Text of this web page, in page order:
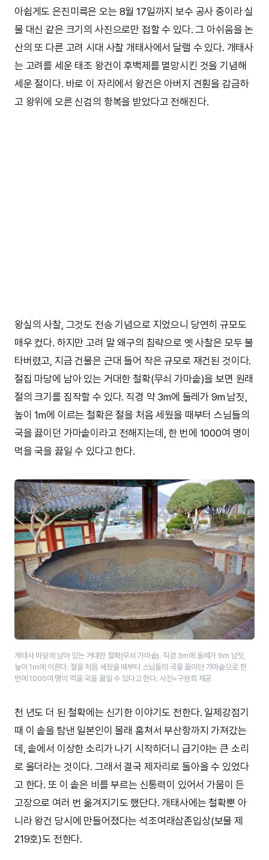
아쉽게도 은진미륵은 오는 8월 17일까지 보수 공사 중이라 실
물 대신 같은 크기의 사진으로만 접할 수 있다. 그 아쉬움을 논
산의 또 다른 고려 시대 사찰 개태사에서 달랠 수 있다. 개태사
는 고려를 세운 태조 왕건이 후백제를 멸망시킨 것을 기념해
세운 절이다. 바로 이 자리에서 왕건은 아버지 견훤을 감금하
고 왕위에 오른 신검의 항복을 받았다고 전해진다.
왕실의 사찰, 그것도 전승 기념으로 지었으니 당연히 규모도
매우 컸다. 하지만 고려 말 왜구의 침략으로 옛 사찰은 모두 불
타버렸고, 지금 건물은 근대 들어 작은 규모로 재건된 것이다.
절집 마당에 남아 있는 거대한 철확(무쇠 가마솥)을 보면 원래
절의 크기를 짐작할 수 있다. 직경 약 3m에 둘레가 9m 남짓,
높이 1m에 이르는 철확은 절을 처음 세웠을 때부터 스님들의
국을 끓이던 가마솥이라고 전해지는데, 한 번에 1000여 명이
먹을 국을 끓일 수 있다고 한다.
개태사 마당에 남아 있는 거대한 철확(무쇠 가마솥). 직경 3m에 둘레가 9m 남짓,
높이 1m에 이른다. 절을 처음 세웠을 때부터 스님들의 국을 끓이던 가마솥으로 한
번에 1000여 명이 먹을 국을 끓일 수 있다고 한다. 사진=구완회 제공
천 년도 더 된 철확에는 신기한 이야기도 전한다. 일제강점기
때 이 솥을 탐낸 일본인이 몰래 훔쳐서 부산항까지 가져갔는
데, 솥에서 이상한 소리가 나기 시작하더니 급기야는 큰 소리
로 울더라는 것이다. 그래서 결국 제자리로 돌아올 수 있었다
고 한다. 또 이 솥은 비를 부르는 신통력이 있어서 가뭄이 든
고장으로 여러 번 옮겨지기도 했단다. 개태사에는 철확뿐 아
니라 왕건 당시에 만들어졌다는 석조여래삼존입상(보물 제
219호)도 전한다.